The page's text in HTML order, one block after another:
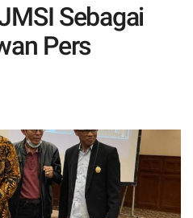
Sebagai
Pers